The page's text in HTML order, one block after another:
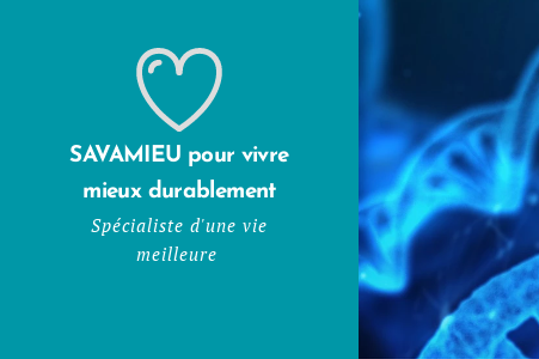
SAVAMIEU pour vivre
mieux durablement
Spécialiste d'une vie
meilleure